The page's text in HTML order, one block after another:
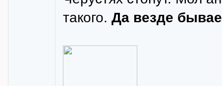
такого. Да везде